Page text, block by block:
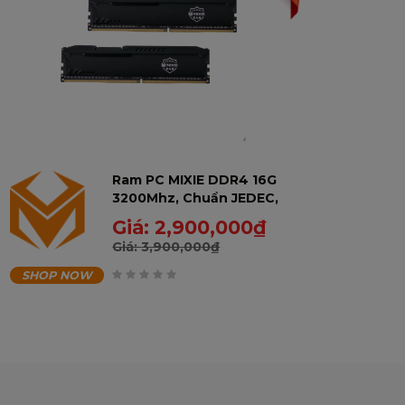
Ram PC MIXIE DDR4 16G
3200Mhz, Chuẩn JEDEC,
AMD & Intel Có tản, màu
đen, Bảo hành 60 tháng -
16GD43200RA-U
Giá:2,900,000₫
Giá:3,900,000₫
SHOP NOW